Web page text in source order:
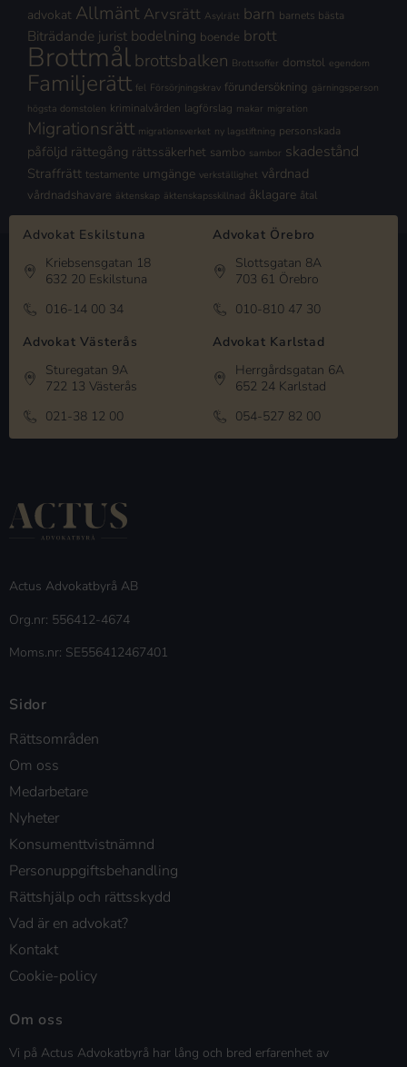
advokat Allmänt Arvsrätt Asylrätt barn barnets bästa
Biträdande jurist bodelning boende brott
Brottmålbrottsbalken Brottsoffer domstol egendom
Familjerätt fel Försörjningskrav förundersökning gärningsperson
högsta domstolen kriminalvården lagförslag makar migration
Migrationsrätt migrationsverket ny lagstiftning personskada
påföljd rättegång rättssäkerhet sambo sambor skadestånd
Straffrätt testamente umgänge verkställighet vårdnad
vårdnadshavare äktenskap äktenskapsskillnad åklagare åtal
Advokat Eskilstuna
Kriebsensgatan 18
632 20 Eskilstuna
016-14 00 34
Advokat Örebro
Slottsgatan 8A
703 61 Örebro
010-810 47 30
Advokat Västerås
Sturegatan 9A
722 13 Västerås
021-38 12 00
Advokat Karlstad
Herrgårdsgatan 6A
652 24 Karlstad
054-527 82 00
Actus Advokatbyrå AB
Org.nr: 556412-4674
Moms.nr: SE556412467401
Sidor
Rättsområden
Om oss
Medarbetare
Nyheter
Konsumenttvistnämnd
Personuppgiftsbehandling
Rättshjälp och rättsskydd
Vad är en advokat?
Kontakt
Cookie-policy
Om oss
Vi på Actus Advokatbyrå har lång och bred erfarenhet av